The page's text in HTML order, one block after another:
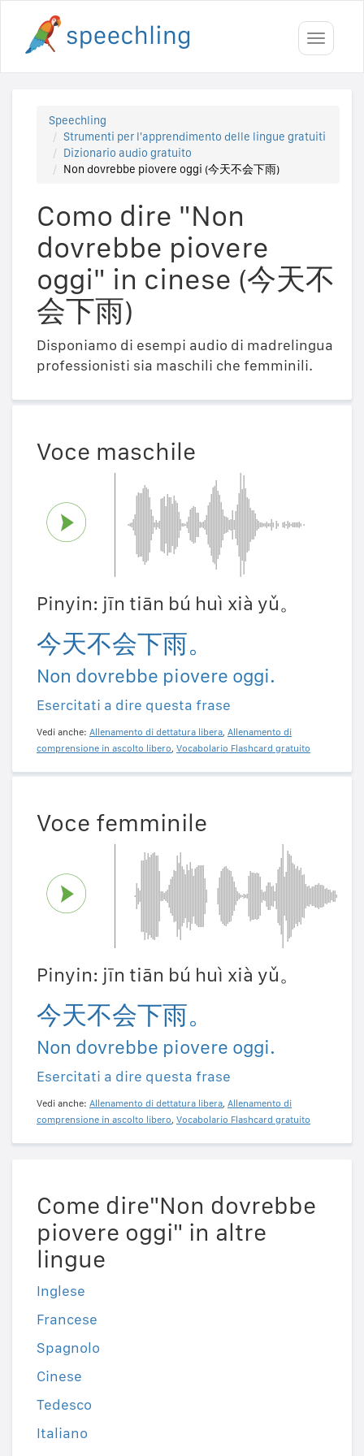
Toggle
Speechling
Strumenti per l'apprendimento delle lingue gratuiti
Dizionario audio gratuito
Non dovrebbe piovere oggi (今天不会下雨)
Como dire "Non
dovrebbe piovere
oggi" in cinese (今天不
会下雨)
Disponiamo di esempi audio di madrelingua
professionisti sia maschili che femminili.
Voce maschile
Pinyin: jīn tiān bú huì xià yǔ。
今天不会下雨。
Non dovrebbe piovere oggi.
Esercitati a dire questa frase
Vedi anche: Allenamento di dettatura libera, Allenamento di
comprensione in ascolto libero, Vocabolario Flashcard gratuito
Voce femminile
Pinyin: jīn tiān bú huì xià yǔ。
今天不会下雨。
Non dovrebbe piovere oggi.
Esercitati a dire questa frase
Vedi anche: Allenamento di dettatura libera, Allenamento di
comprensione in ascolto libero, Vocabolario Flashcard gratuito
Come dire"Non dovrebbe
piovere oggi" in altre
lingue
Inglese
Francese
Spagnolo
Cinese
Tedesco
Italiano